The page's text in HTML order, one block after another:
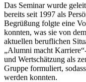
Das Seminar wurde
bereits seit 1997 als
Begrüßung folgte eine
konnten, was sie von
aktuellen beruflichen
„Alumni macht
und Wertschätzung als
Gruppe formuliert,
werden konnten.